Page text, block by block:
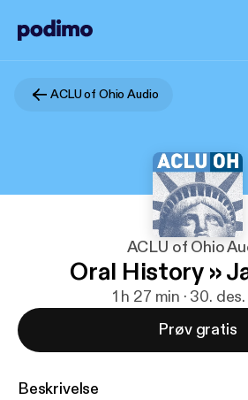
ACLU of Ohio Audio
ACLU of Ohio
Oral History »
1 h 27 min · 30.
Prøv gratis
Beskrivelse